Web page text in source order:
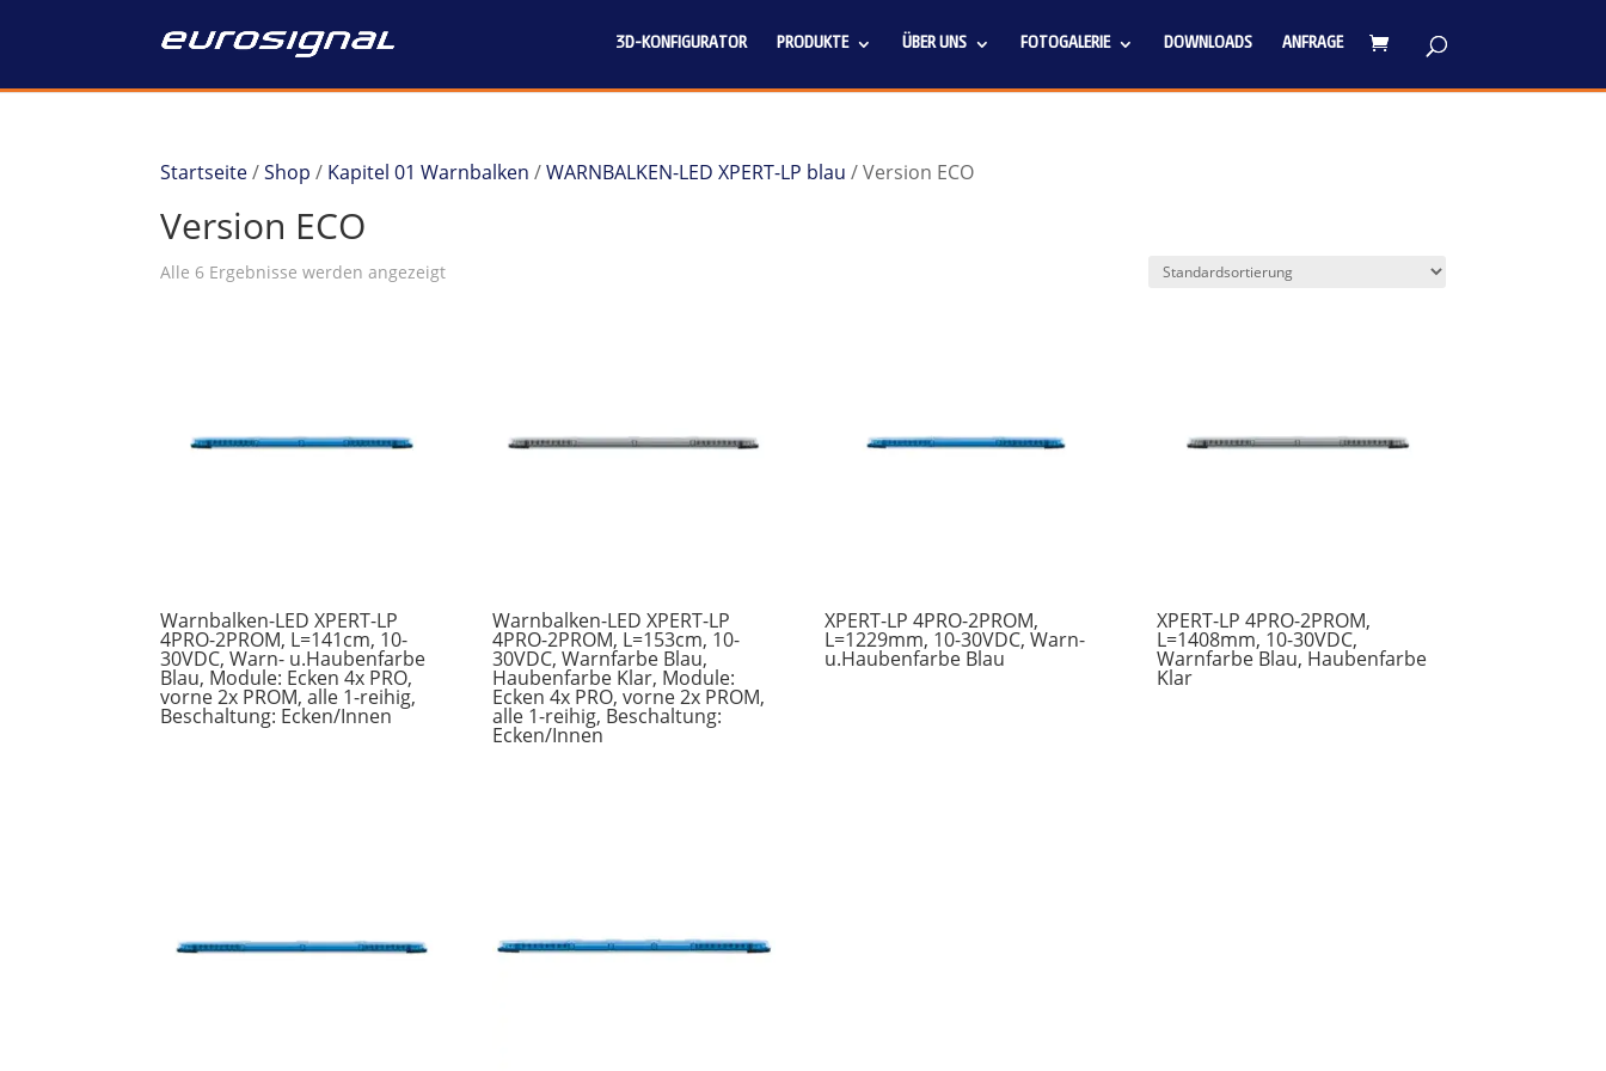
3D-KONFIGURATOR PRODUKTE ÜBER UNS FOTOGALERIE DOWNLOADS ANFRAGE
Startseite/Shop / Kapitel 01 Warnbalken /WARNBALKEN-LED XPERT-LP blau / Version ECO
Version ECO
Alle 6 Ergebnisse werden angezeigt
Warnbalken-LED XPERT-LP
4PRO-2PROM, L=141cm, 10-
30VDC, Warn- u.Haubenfarbe
Blau, Module: Ecken 4x PRO,
vorne 2x PROM, alle 1-reihig,
Beschaltung: Ecken/Innen
Warnbalken-LED XPERT-LP
4PRO-2PROM, L=153cm, 10-
30VDC, Warnfarbe Blau,
Haubenfarbe Klar, Module:
Ecken 4x PRO, vorne 2x PROM,
alle 1-reihig, Beschaltung:
Ecken/Innen
XPERT-LP 4PRO-2PROM,
L=1229mm, 10-30VDC, Warn-
u.Haubenfarbe Blau
XPERT-LP 4PRO-2PROM,
L=1408mm, 10-30VDC,
Warnfarbe Blau, Haubenfarbe
Klar